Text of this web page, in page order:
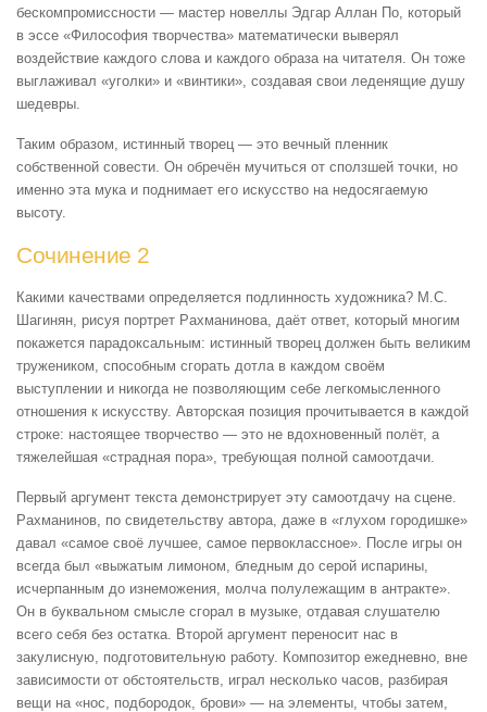
бескомпромиссности — мастер новеллы Эдгар Аллан По, который
в эссе «Философия творчества» математически выверял
воздействие каждого слова и каждого образа на читателя. Он тоже
выглаживал «уголки» и «винтики», создавая свои леденящие душу
шедевры.
Таким образом, истинный творец — это вечный пленник
собственной совести. Он обречён мучиться от сползшей точки, но
именно эта мука и поднимает его искусство на недосягаемую
высоту.
Сочинение 2
Какими качествами определяется подлинность художника? М.С.
Шагинян, рисуя портрет Рахманинова, даёт ответ, который многим
покажется парадоксальным: истинный творец должен быть великим
тружеником, способным сгорать дотла в каждом своём
выступлении и никогда не позволяющим себе легкомысленного
отношения к искусству. Авторская позиция прочитывается в каждой
строке: настоящее творчество — это не вдохновенный полёт, а
тяжелейшая «страдная пора», требующая полной самоотдачи.
Первый аргумент текста демонстрирует эту самоотдачу на сцене.
Рахманинов, по свидетельству автора, даже в «глухом городишке»
давал «самое своё лучшее, самое первоклассное». После игры он
всегда был «выжатым лимоном, бледным до серой испарины,
исчерпанным до изнеможения, молча полулежащим в антракте».
Он в буквальном смысле сгорал в музыке, отдавая слушателю
всего себя без остатка. Второй аргумент переносит нас в
закулисную, подготовительную работу. Композитор ежедневно, вне
зависимости от обстоятельств, играл несколько часов, разбирая
вещи на «нос, подбородок, брови» — на элементы, чтобы затем,